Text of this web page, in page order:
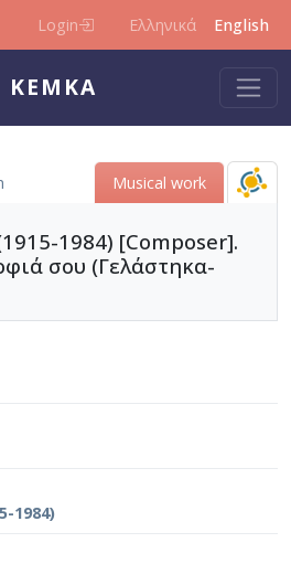
Login Ελληνικά English
KEMKA
Musical work
1984) [Composer].
σου (Γελάστηκα-
1984)